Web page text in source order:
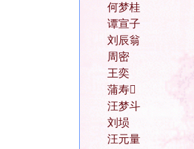
何梦桂
谭宣子
刘辰翁
周密
王奕
蒲寿
汪梦斗
刘埙
汪元量